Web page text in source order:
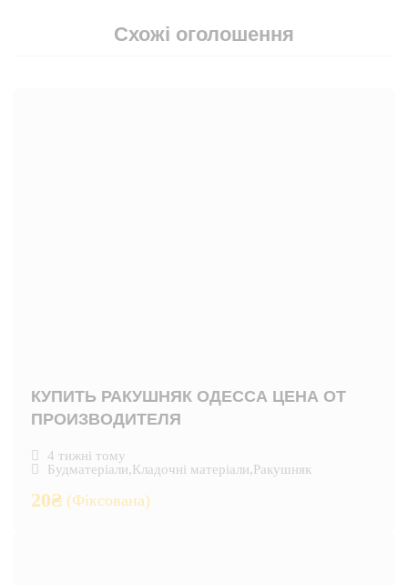
Схожі оголошення
КУПИТЬ РАКУШНЯК ОДЕССА ЦЕНА ОТ
ПРОИЗВОДИТЕЛЯ
4 тижні тому
Будматеріали,Кладочні матеріали,Ракушняк
20₴ (Фіксована)